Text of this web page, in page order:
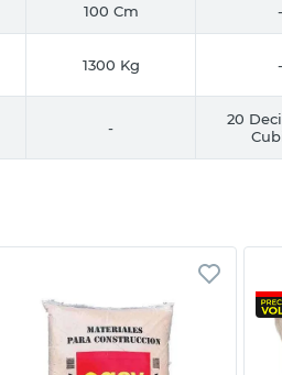
100 Cm -
1300 Kg -
-
20